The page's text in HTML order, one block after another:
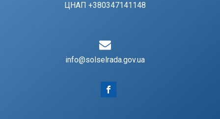
ЦНАП +380347141148
info@solselrada.gov.ua